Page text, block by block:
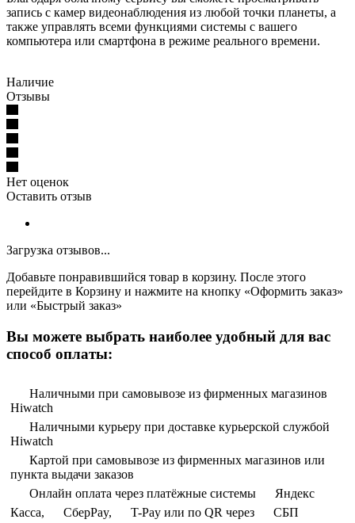
запись с камер видеонаблюдения из любой точки планеты, а
также управлять всеми функциями системы с вашего
компьютера или смартфона в режиме реального времени.
Наличие
Отзывы
Нет оценок
Оставить отзыв
Загрузка отзывов...
Добавьте понравившийся товар в корзину. После этого
перейдите в Корзину и нажмите на кнопку «Оформить заказ»
или «Быстрый заказ»
Вы можете выбрать наиболее удобный для вас
способ оплаты:
Наличными при самовывозе из фирменных магазинов
Hiwatch
Наличными курьеру при доставке курьерской службой
Hiwatch
Картой при самовывозе из фирменных магазинов или
пункта выдачи заказов
Онлайн оплата через платёжные системы
Яндекс
Касса,
СберPay, T-Pay или по QR через
СБП